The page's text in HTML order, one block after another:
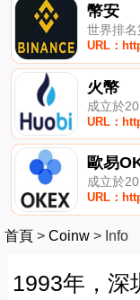
幣安
世界排
URL：
火幣
成立於
URL：
歐易
成立於
URL：
首頁 > Coinw > Info
1993年，深